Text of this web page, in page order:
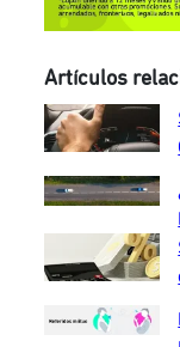
Artículos